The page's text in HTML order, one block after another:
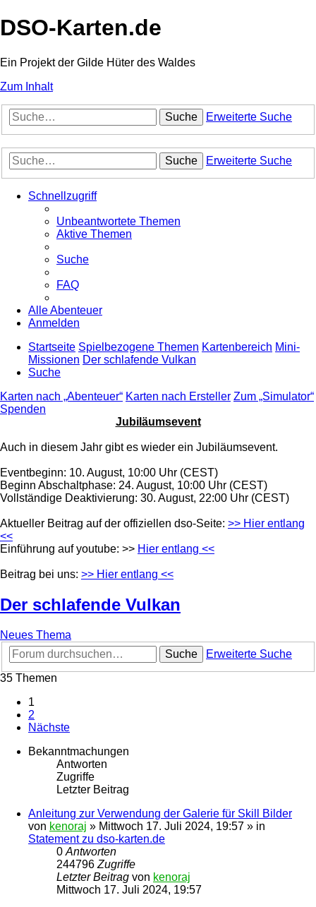
DSO-Karten.de
Ein Projekt der Gilde Hüter des Waldes
Zum Inhalt
Suche Erweiterte Suche
Suche Erweiterte Suche
Schnellzugriff
Unbeantwortete Themen
Aktive Themen
Suche
FAQ
Alle Abenteuer
Anmelden
Startseite Spielbezogene Themen Kartenbereich Mini-
Missionen Der schlafende Vulkan
Suche
Karten nach „Abenteuer“ Karten nach Ersteller Zum „Simulator“
Spenden
Jubiläumsevent
Auch in diesem Jahr gibt es wieder ein Jubiläumsevent.
Eventbeginn: 10. August, 10:00 Uhr (CEST)
Beginn Abschaltphase: 24. August, 10:00 Uhr (CEST)
Vollständige Deaktivierung: 30. August, 22:00 Uhr (CEST)
Aktueller Beitrag auf der offiziellen dso-Seite: >> Hier entlang
<<
Einführung auf youtube: >> Hier entlang <<
Beitrag bei uns: >> Hier entlang <<
Der schlafende Vulkan
Neues Thema
Suche
Erweiterte Suche
35 Themen
1
2
Nächste
Bekanntmachungen
Antworten
Zugriffe
Letzter Beitrag
Anleitung zur Verwendung der Galerie für Skill Bilder
von kenoraj » Mittwoch 17. Juli 2024, 19:57 » in
Statement zu dso-karten.de
0Antworten
244796Zugriffe
Letzter Beitrag von kenoraj
Mittwoch 17. Juli 2024, 19:57